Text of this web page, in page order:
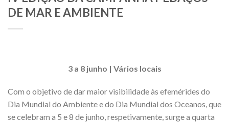
DE MAR E AMBIENTE
3 a 8 junho | Vários locais
Com o objetivo de dar maior visibilidade às efemérides do
Dia Mundial do Ambiente e do Dia Mundial dos Oceanos, que
se celebram a 5 e 8 de junho, respetivamente, surge a quarta